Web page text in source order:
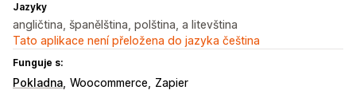
Jazyky
angličtina, španělština, polština, a litevština
Tato aplikace není přeložena do jazyka čeština
Funguje s:
Pokladna Woocommerce Zapier